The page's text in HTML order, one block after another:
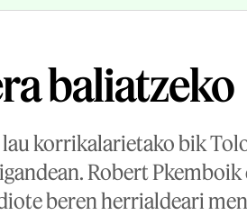
baliatzeko
korrikalarietako bik
Robert
beren herrialdeari